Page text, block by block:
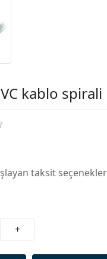
kablo spirali
taksit
+